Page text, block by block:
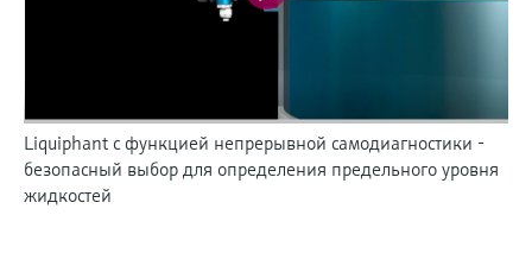
Liquiphant с функцией непрерывной самодиагностики -
безопасный выбор для определения предельного уровня
жидкостей